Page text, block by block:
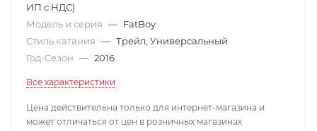
ИП с НДС)
Модель и серия — FatBoy
Стиль катания — Трейл, Универсальный
Год-Сезон — 2016
Все характеристики
Цена действительна только для интернет-магазина и
может отличаться от цен в розничных магазинах